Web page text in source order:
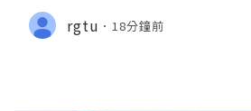
rgtu 18分鐘前